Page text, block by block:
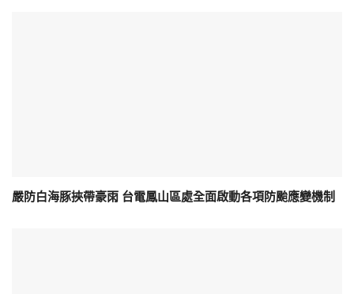
嚴防白海豚挾帶豪雨 台電鳳山區處全面啟動各項防颱應變機制